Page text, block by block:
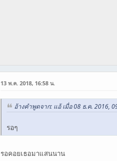
13 พ.ค. 2018, 16:58 น.
อ้างคำพูดจาก: แอ้ เมื่อ 08 ธ.ค. 2016,
รอๆ
รอคอยเธอมาแสนนาน